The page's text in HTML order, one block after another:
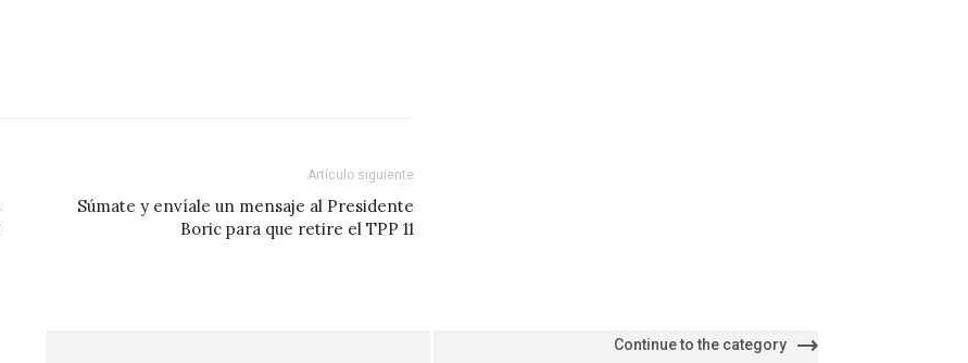
Artículo siguiente
Súmate y envíale un mensaje al Presidente
Boric para que retire el TPP 11
Continue to the category